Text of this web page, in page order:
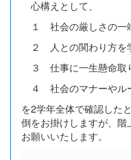
心構えとして、
１ 社会の厳しさの一
２ 人との関わり方を
３ 仕事に一生懸命取
４ 社会のマナーやル
を2学年全体で確認した
倒をお掛けしますが、階
お願いいたします。